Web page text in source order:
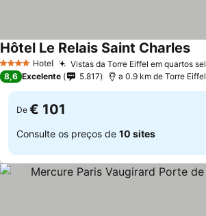
4 EstrelasHotel Vistas da Torre Eiffel em quartos
Hôtel Le Relais Saint Charles
8,6 Excelente 5.817 a 0.9 km de Torre Eiffel
De € 101
Consulte os preços de 10 sites